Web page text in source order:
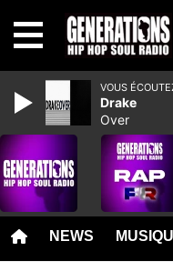
NEWS
VOUS
Drake
Over